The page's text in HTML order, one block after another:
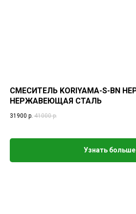
СМЕСИТЕЛЬ KORIYAMA-S-BN
НЕРЖАВЕЮЩАЯ СТАЛЬ
31900 р. 41000 р.
Узнать больше